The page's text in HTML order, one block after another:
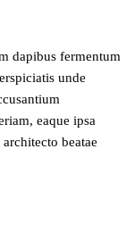
dapibus fermentum
unde
eaque ipsa
beatae